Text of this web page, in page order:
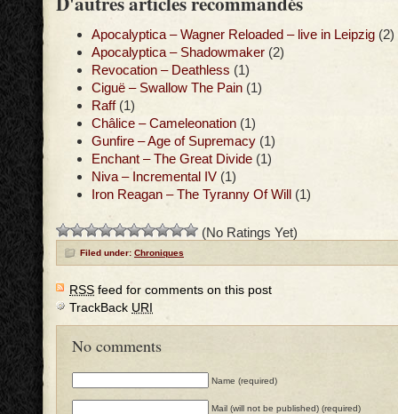
Apocalyptica – Wagner Reloaded – live in Leipzig (2)
Apocalyptica – Shadowmaker (2)
Revocation – Deathless (1)
Ciguë – Swallow The Pain (1)
Raff(1)
Châlice – Cameleonation (1)
Gunfire – Age of Supremacy (1)
Enchant – The Great Divide (1)
Niva – Incremental IV (1)
Iron Reagan – The Tyranny Of Will (1)
(No Ratings Yet)
Filed under: Chroniques
RSS feed for comments on this post
TrackBack URI
No comments
Name (required)
Mail (will not be published) (required)